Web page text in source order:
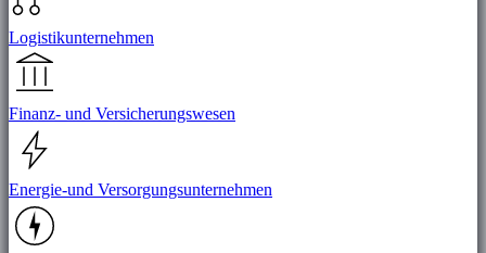
Logistikunternehmen
Finanz- und Versicherungswesen
Energie-und Versorgungsunternehmen